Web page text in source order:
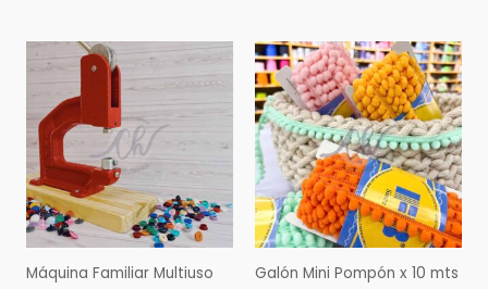
Máquina Familiar Multiuso Galón Mini Pompón x 10 mts